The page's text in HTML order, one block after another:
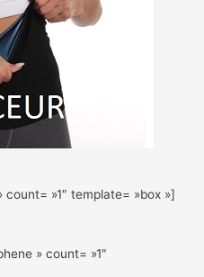
»1″ template= »box »]
» count= »1″